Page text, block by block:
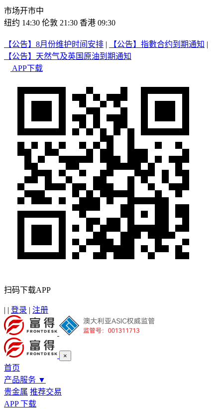
市场开市中
纽约 14:30 伦敦 21:30 香港 09:30
【公告】8月份维护时间安排 | 【公告】指數合约到期通知 |
【公告】天然气及英国原油到期通知
APP下载
扫码下载APP
| | 登录 | 注册
×
首页
产品服务 ▼
贵金属 推荐交易
APP 下载